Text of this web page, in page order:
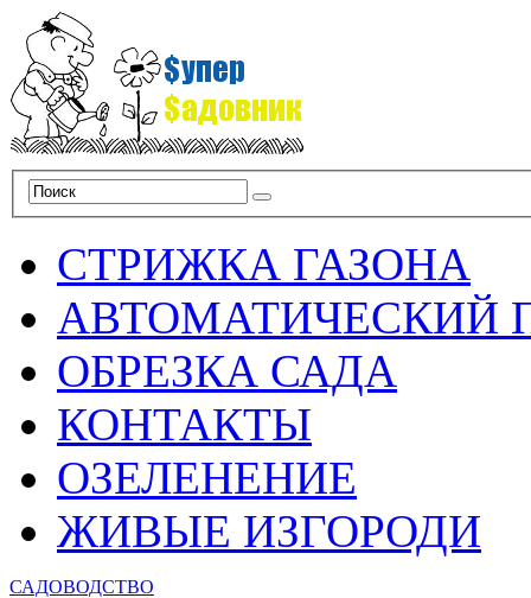
СТРИЖКА ГАЗОНА
АВТОМАТИЧЕСКИЙ
ОБРЕЗКА САДА
КОНТАКТЫ
ОЗЕЛЕНЕНИЕ
ЖИВЫЕ ИЗГОРОДИ
САДОВОДСТВО